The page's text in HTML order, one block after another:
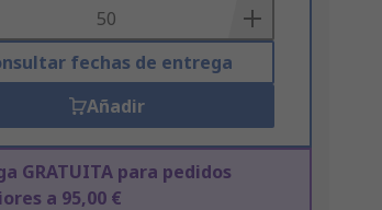
fechas de entrega
Añadir
GRATUITA para pedidos
a 95,00 €